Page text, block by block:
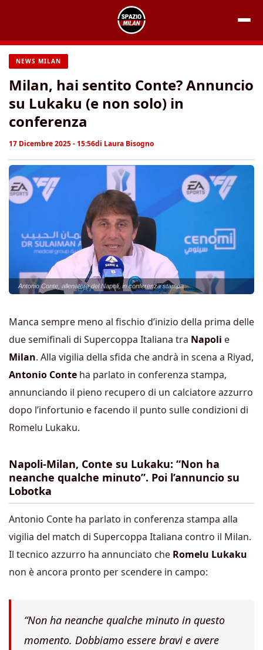
contenuto
NEWS MILAN
Milan, hai sentito Conte? Annuncio
su Lukaku (e non solo) in
conferenza
17 Dicembre 2025 - 15:56di Laura Bisogno
Antonio Conte, allenatore del Napoli, in conferenza stampa
Manca sempre meno al fischio d’inizio della prima delle
due semifinali di Supercoppa Italiana tra Napoli e
Milan. Alla vigilia della sfida che andrà in scena a Riyad,
Antonio Conte ha parlato in conferenza stampa,
annunciando il pieno recupero di un calciatore azzurro
dopo l’infortunio e facendo il punto sulle condizioni di
Romelu Lukaku.
Napoli-Milan, Conte su Lukaku: “Non ha
neanche qualche minuto”. Poi l’annuncio su
Lobotka
Antonio Conte ha parlato in conferenza stampa alla
vigilia del match di Supercoppa Italiana contro il Milan.
Il tecnico azzurro ha annunciato che Romelu Lukaku
non è ancora pronto per scendere in campo:
“Non ha neanche qualche minuto in questo
momento. Dobbiamo essere bravi e avere